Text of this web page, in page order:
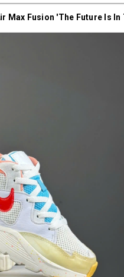
Max Fusion 'The Future Is